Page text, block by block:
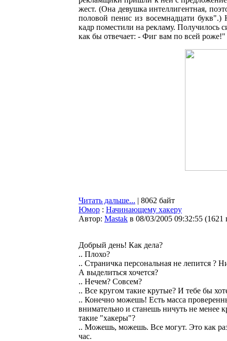
жест. (Она девушка интеллигентная,
половой пенис из восемнадцати
кадр поместили на рекламу.
как бы отвечает: - Фиг вам по всей роже!"
Читать дальше... | 8062 байт
Юмор : Начинающему хакеру
Автор: Мastak в 08/03/2005 09:32:55 (1621
Добрый день! Как дела?
.. Плохо?
.. Страничка персональная не лепится ?
А выделиться хочется?
.. Нечем? Совсем?
.. Все кругом такие крутые? И тебе бы
.. Конечно можешь! Есть масса
внимательно и станешь ничуть не менее
такие "хакеры"?
.. Можешь, можешь. Все могут. Это как
час.